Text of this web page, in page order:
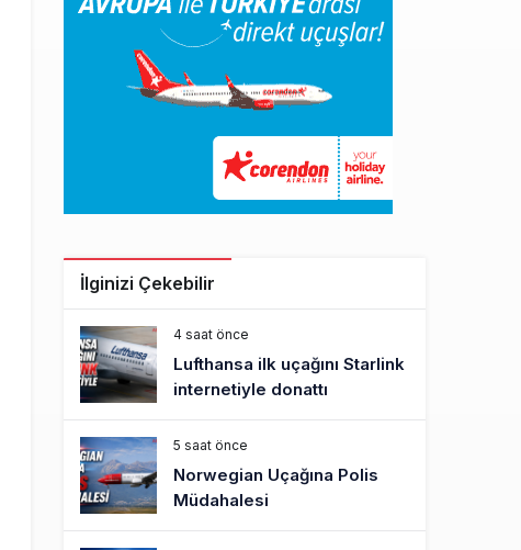
İlginizi Çekebilir
4 saat önce
Lufthansa ilk uçağını Starlink
internetiyle donattı
5 saat önce
Norwegian Uçağına Polis
Müdahalesi